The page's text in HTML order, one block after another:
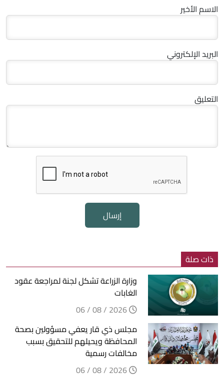
الاسم الأخير
البريد الإلكتروني
التعليق
إرسال
ذات صلة
وزارة الزراعة تشكل لجنة لمراجعة عقود
الغابات
مجلس ذي قار يعفي مسؤولين بصحة
المحافظة ويحيلهم للتحقيق بسبب
مخالفات رسمية